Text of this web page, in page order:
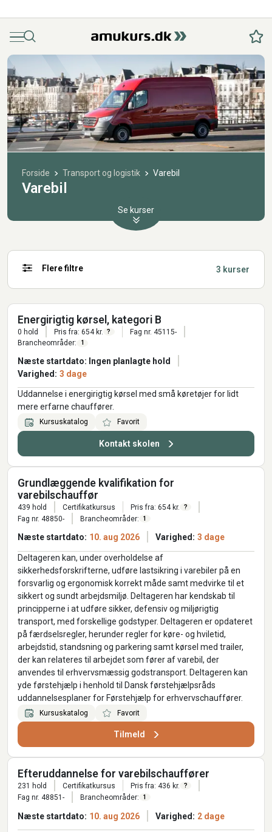
MenuSøg
Forside Transport og logistik Varebil
Varebil
Se kurser
Flere filtre 3 kurser
Energirigtig kørsel, kategori B
0 hold Pris fra: 654 kr. ?
Fag nr. 45115-
Brancheområder:
1
Næste startdato: Ingen planlagte hold
Varighed: 3 dage
Uddannelse i energirigtig kørsel med små køretøjer for lidt
mere erfarne chauffører.
Kursuskatalog Favorit
Kontakt skolen
Grundlæggende kvalifikation for
varebilschauffør
439 hold Certifikatkursus Pris fra: 654 kr. ?
Fag nr. 48850- Brancheområder: 1
Næste startdato: 10. aug 2026 Varighed: 3 dage
Deltageren kan, under overholdelse af
sikkerhedsforskrifterne, udføre lastsikring i varebiler på en
forsvarlig og ergonomisk korrekt måde samt medvirke til et
sikkert og sundt arbejdsmiljø. Deltageren har kendskab til
principperne i at udføre sikker, defensiv og miljørigtig
transport, med forskellige godstyper. Deltageren er opdateret
på færdselsregler, herunder regler for køre- og hviletid,
arbejdstid, standsning og parkering samt kørsel med trailer,
der kan relateres til arbejdet som fører af varebil, der
anvendes til erhvervsmæssig godstransport. Deltageren kan
yde førstehjælp i henhold til Dansk førstehjælpsråds
uddannelsesplaner for Førstehjælp for erhvervschauffører.
Kursuskatalog Favorit
Tilmeld
Efteruddannelse for varebilschauffører
231 hold Certifikatkursus Pris fra: 436 kr. ?
Fag nr. 48851- Brancheområder: 1
Næste startdato: 10. aug 2026 Varighed: 2 dage